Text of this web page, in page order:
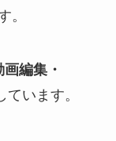
。
編集・
います。